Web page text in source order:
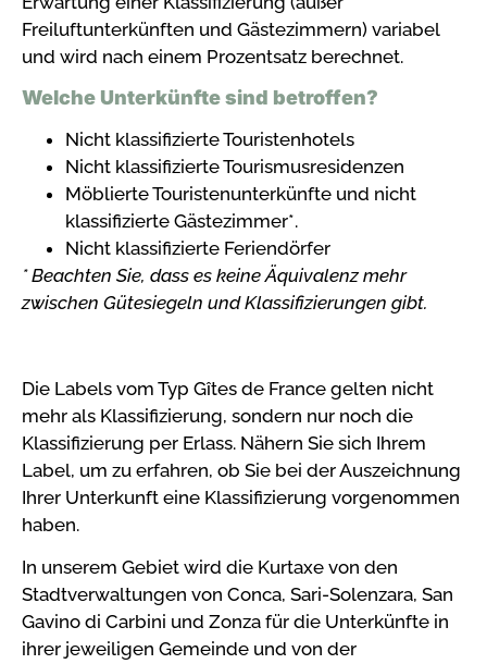
Freiluftunterkünften und Gästezimmern) variabel
und wird nach einem Prozentsatz berechnet.
Welche Unterkünfte sind betroffen?
Nicht klassifizierte Touristenhotels
Nicht klassifizierte Tourismusresidenzen
Möblierte Touristenunterkünfte und nicht
klassifizierte Gästezimmer*.
Nicht klassifizierte Feriendörfer
* Beachten Sie, dass es keine Äquivalenz mehr
zwischen Gütesiegeln und Klassifizierungen gibt.
Die Labels vom Typ Gîtes de France gelten nicht
mehr als Klassifizierung, sondern nur noch die
Klassifizierung per Erlass. Nähern Sie sich Ihrem
Label, um zu erfahren, ob Sie bei der Auszeichnung
Ihrer Unterkunft eine Klassifizierung vorgenommen
haben.
In unserem Gebiet wird die Kurtaxe von den
Stadtverwaltungen von Conca, Sari-Solenzara, San
Gavino di Carbini und Zonza für die Unterkünfte in
ihrer jeweiligen Gemeinde und von der